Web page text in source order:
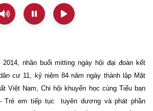
2014, nhân buổi mitting ngày hội đại đoàn kết
cư 11, kỷ niệm 84 năm ngày thành lập Mặt
Việt Nam, Chi hội khuyến học cùng Tiểu ban
Trẻ em tiếp tục
tuyên dương và phát phần